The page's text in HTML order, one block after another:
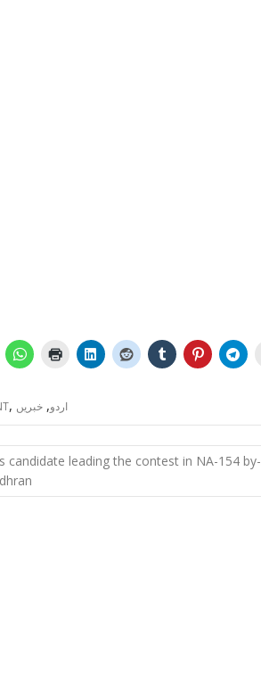
, اردو, خبریں
candidate leading the contest in NA-154 by-